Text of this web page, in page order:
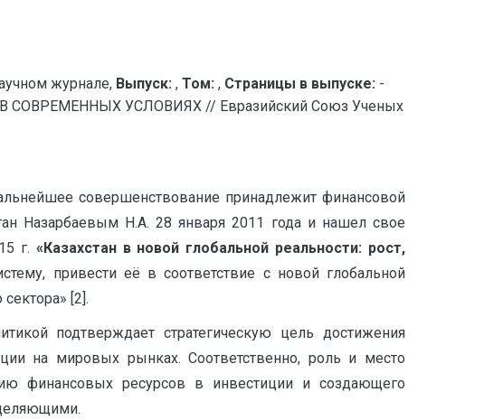
журнале, Выпуск: , Том: , Страницы в выпуске: -
УСЛОВИЯХ // Евразийский Союз Ученых
совершенствование принадлежит финансовой
Назарбаевым Н.А. 28 января 2011 года и нашел свое
г. «Казахстан в новой глобальной реальности: рост,
привести её в соответствие с новой глобальной
[2].
подтверждает стратегическую цель достижения
на мировых рынках. Соответственно, роль и место
финансовых ресурсов в инвестиции и создающего